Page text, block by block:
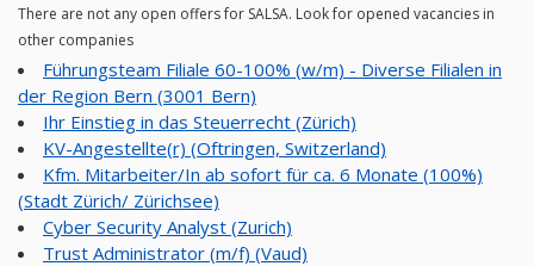
There are not any open offers for SALSA. Look for opened vacancies in
other companies
Führungsteam Filiale 60-100% (w/m) - Diverse Filialen in
der Region Bern (3001 Bern)
Ihr Einstieg in das Steuerrecht (Zürich)
KV-Angestellte(r) (Oftringen, Switzerland)
Kfm. Mitarbeiter/In ab sofort für ca. 6 Monate (100%)
(Stadt Zürich/ Zürichsee)
Cyber Security Analyst (Zurich)
Trust Administrator (m/f) (Vaud)